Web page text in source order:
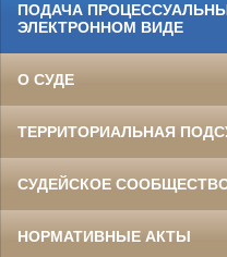
ПОДАЧА
ЭЛЕКТРОННОМ ВИДЕ
О СУДЕ
ТЕРРИТОРИАЛЬНАЯ
СУДЕЙСКОЕ
НОРМАТИВНЫЕ АКТЫ